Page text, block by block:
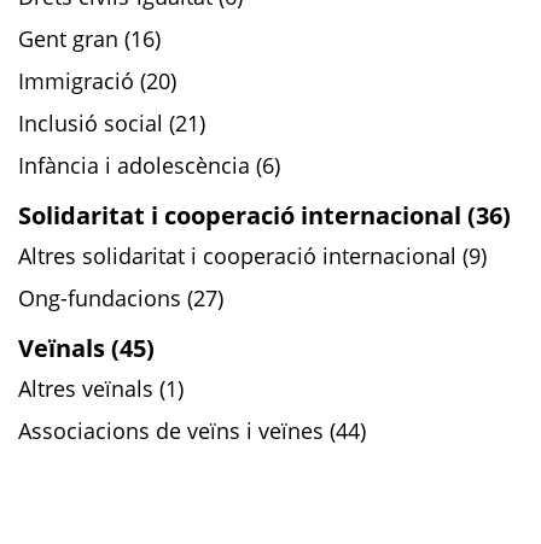
Gent gran (16)
Immigració (20)
Inclusió social (21)
Infància i adolescència (6)
Solidaritat i cooperació internacional (36)
Altres solidaritat i cooperació internacional (9)
Ong-fundacions (27)
Veïnals (45)
Altres veïnals (1)
Associacions de veïns i veïnes (44)